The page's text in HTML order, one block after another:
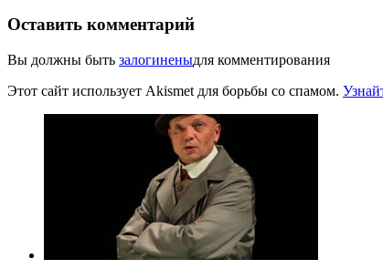
Оставить комментарий
Вы должны быть залогиненыдля комментирования
Этот сайт использует Akismet для борьбы со спамом.